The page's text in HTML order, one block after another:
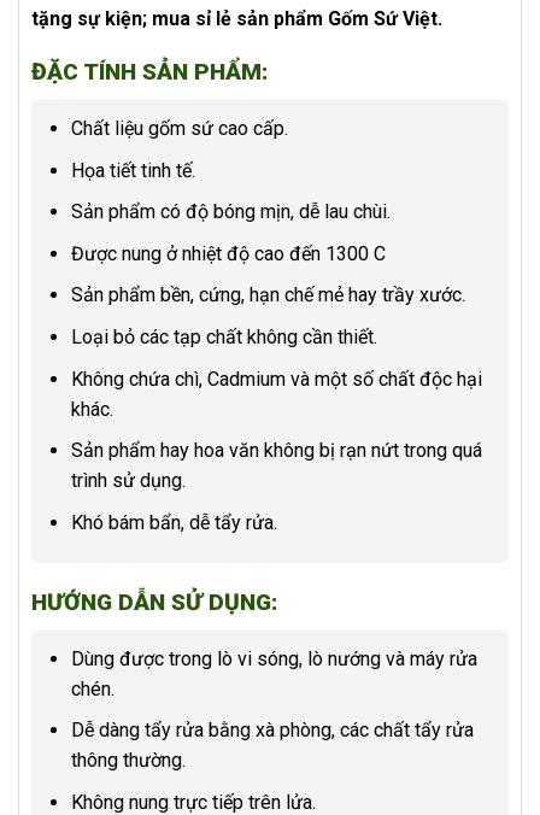
tặng sự kiện; mua sỉ lẻ sản phẩm Gốm Sứ Việt.
ĐẶC TÍNH SẢN PHẨM:
Chất liệu gốm sứ cao cấp.
Họa tiết tinh tế.
Sản phẩm có độ bóng mịn, dễ lau chùi.
Được nung ở nhiệt độ cao đến 1300 C
Sản phẩm bền, cứng, hạn chế mẻ hay trầy xước.
Loại bỏ các tạp chất không cần thiết.
Không chứa chì, Cadmium và một số chất độc hại
khác.
Sản phẩm hay hoa văn không bị rạn nứt trong quá
trình sử dụng.
Khó bám bẩn, dễ tẩy rửa.
HƯỚNG DẪN SỬ DỤNG:
Dùng được trong lò vi sóng, lò nướng và máy rửa
chén.
Dễ dàng tẩy rửa bằng xà phòng, các chất tẩy rửa
thông thường.
Không nung trực tiếp trên lửa.